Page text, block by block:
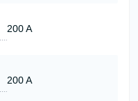
200 A
200 A